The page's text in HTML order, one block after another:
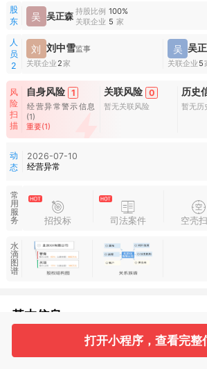
股
东
吴 吴正森 持股比例 100%
关联企业 5 家
人
员
2
刘 刘中雪监事
关联企业2家
吴 吴
关联企业 5
风
险
扫
描
自身风险 1
经营异常警示信息
(1)
重要(1)
关联风险 0
暂无关联风险
历史
暂无历
动
态
2026-07-10
经营异常
常
用
服
务
招投标 司法案件 空壳
水
滴
图
谱
基本信息
1
打开小程序，查看完整